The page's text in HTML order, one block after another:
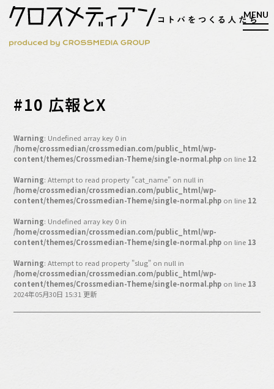
マガジン
新刊ができるまで
EVENT
MY WORK
編集4.0
人間主義的経営
バックオフィス
その他
#10 広報とX
Warning: Undefined array key 0 in
/home/crossmedian/crossmedian.com/public_html/wp-
content/themes/Crossmedian-Theme/single-normal.php on line 12
Warning: Attempt to read property "cat_name" on null in
/home/crossmedian/crossmedian.com/public_html/wp-
content/themes/Crossmedian-Theme/single-normal.php on line 12
Warning: Undefined array key 0 in
/home/crossmedian/crossmedian.com/public_html/wp-
content/themes/Crossmedian-Theme/single-normal.php on line 13
Warning: Attempt to read property "slug" on null in
/home/crossmedian/crossmedian.com/public_html/wp-
content/themes/Crossmedian-Theme/single-normal.php on line 13
2024年05月30日 15:31 更新